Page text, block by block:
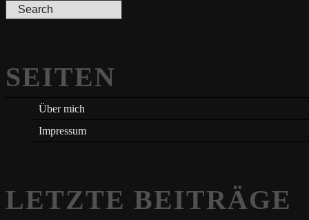
SEITEN
Über mich
Impressum
LETZTE BEITRÄGE